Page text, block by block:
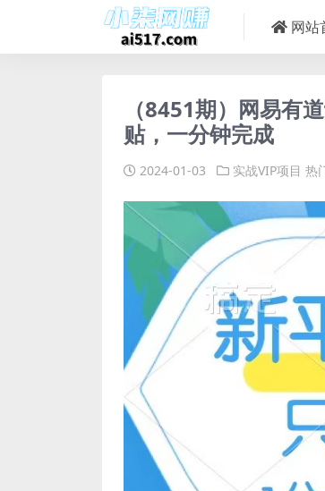
网站
（8451期）网易有
贴，一分钟完成
2024-01-03 实战VIP项目 热